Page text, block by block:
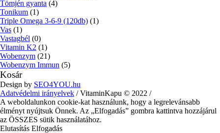
Tömjén gyanta (4)
Tonikum (1)
Triple Omega 3-6-9 (120db) (1)
Vas (1)
Vastagbél (0)
Vitamin K2 (1)
Wobenzym (21)
Wobenzym Immun (5)
Kosár
Design by SEO4YOU.hu
Adatvédelmi irányelvek / VitaminKapu © 2022 /
A weboldalunkon cookie-kat használunk, hogy a legrelevánsabb
élményt nyújtsuk Önnek. Az „Elfogadás” gombra kattintva hozzájárul
az ÖSSZES sütik használatához.
Elutasítás Elfogadás